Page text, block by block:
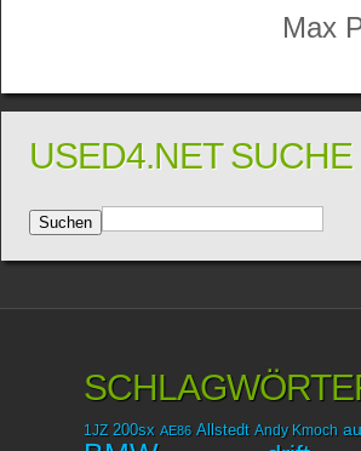
Max
USED4.NET SUCHE
1JZ 200sx AE86 Allstedt Andy Kmoch